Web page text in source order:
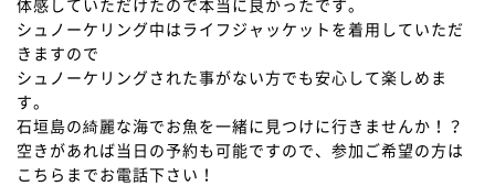
体感していただけたので本当に良かったです。
シュノーケリング中はライフジャッケットを着用していただ
きますので
シュノーケリングされた事がない方でも安心して楽しめま
す。
石垣島の綺麗な海でお魚を一緒に見つけに行きませんか！？
空きがあれば当日の予約も可能ですので、参加ご希望の方は
こちらまでお電話下さい！